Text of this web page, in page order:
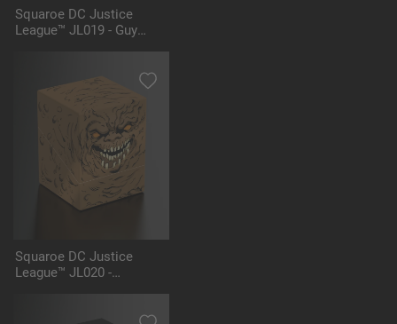
Squaroe DC Justice
League™ JL019 - Guy
Squaroe DC Justice
League™ JL020 -